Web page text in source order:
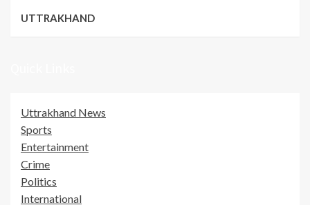
UTTRAKHAND
Uttrakhand News
Sports
Entertainment
Crime
Politics
International